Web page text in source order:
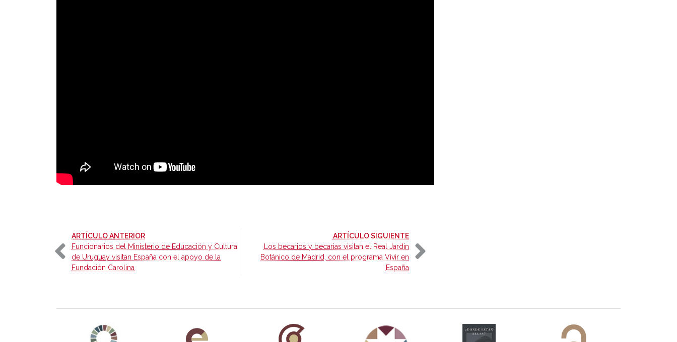
ARTÍCULO ANTERIOR-
Funcionarios del Ministerio de Educación y Cultura
de Uruguay visitan España con el apoyo de la
Fundación Carolina
ARTÍCULO SIGUIENTE-
Los becarios y becarias visitan el Real Jardín
Botánico de Madrid, con el programa Vivir en
España